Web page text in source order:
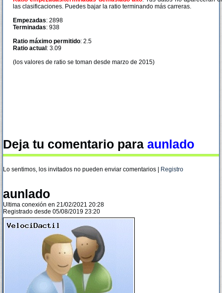
las clasificaciones. Puedes bajar la ratio terminando más carreras.
Empezadas: 2898
Terminadas: 938
Ratio máximo permitido: 2.5
Ratio actual : 3.09
(los valores de ratio se toman desde marzo de 2015)
Deja tu comentario para aunlado
Lo sentimos, los invitados no pueden enviar comentarios | Registro
aunlado
Ultima conexión en 21/02/2021 20:28
Registrado desde 05/08/2019 23:20